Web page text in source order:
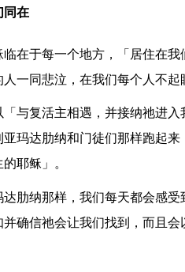
同在
临在于每一个地方，「居住在
一同悲泣，在我们每个人不
「与复活主相遇，并接纳祂进
玛达肋纳和门徒们那样跑起
耶稣」。
达肋纳那样，我们每天都会感
确信祂会让我们找到，而且